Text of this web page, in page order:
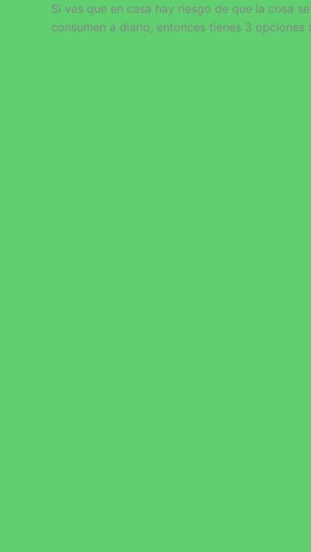
Si ves que en casa hay riesgo de que la cosa
consumen a diario, entonces tienes 3 opciones